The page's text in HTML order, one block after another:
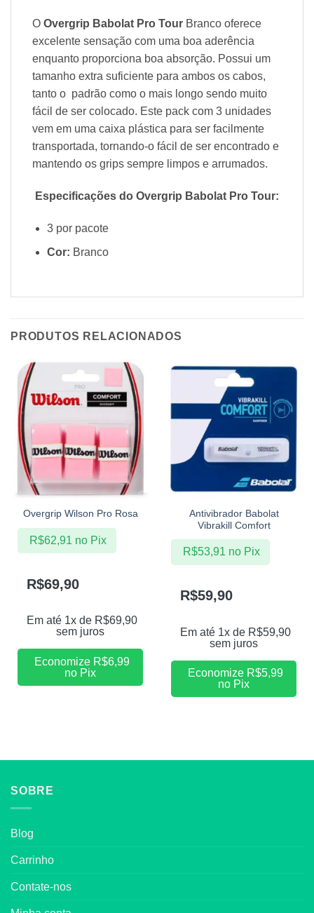
O Overgrip Babolat Pro Tour Branco oferece
excelente sensação com uma boa aderência
enquanto proporciona boa absorção. Possui um
tamanho extra suficiente para ambos os cabos,
tanto o padrão como o mais longo sendo muito
fácil de ser colocado. Este pack com 3 unidades
vem em uma caixa plástica para ser facilmente
transportada, tornando-o fácil de ser encontrado e
mantendo os grips sempre limpos e arrumados.
Especificações do Overgrip Babolat Pro Tour:
3 por pacote
Cor: Branco
PRODUTOS RELACIONADOS
Overgrip Wilson Pro Rosa
R$69,90
Em até 1x de R$69,90
sem juros
R$62,91 no Pix
Economize R$6,99
no Pix
Antivibrador Babolat
Vibrakill Comfort
R$59,90
Em até 1x de R$59,90
sem juros
R$53,91 no Pix
Economize R$5,99
no Pix
SOBRE
Blog
Carrinho
Contate-nos